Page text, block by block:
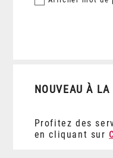
NOUVEAU À
Profitez des
en cliquant sur